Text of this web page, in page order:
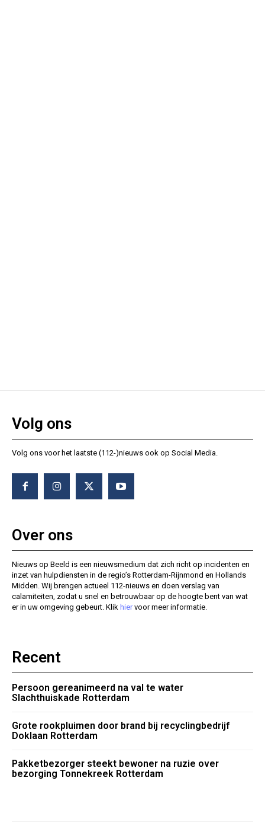
Volg ons
Volg ons voor het laatste (112-)nieuws ook op Social Media.
Over ons
Nieuws op Beeld is een nieuwsmedium dat zich richt op incidenten en
inzet van hulpdiensten in de regio’s Rotterdam-Rijnmond en Hollands
Midden. Wij brengen actueel 112-nieuws en doen verslag van
calamiteiten, zodat u snel en betrouwbaar op de hoogte bent van wat
er in uw omgeving gebeurt. Klik hiervoor meer informatie.
Recent
Persoon gereanimeerd na val te water
Slachthuiskade Rotterdam
Grote rookpluimen door brand bij recyclingbedrijf
Doklaan Rotterdam
Pakketbezorger steekt bewoner na ruzie over
bezorging Tonnekreek Rotterdam